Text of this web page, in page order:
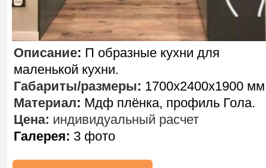
Описание: П образные кухни для
маленькой кухни.
Габариты/размеры: 1700х2400х1900
Материал: Мдф плёнка, профиль Гола.
Цена: индивидуальный расчет
Галерея: 3 фото